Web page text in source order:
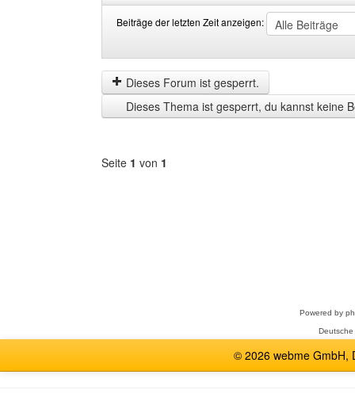
Beiträge der letzten Zeit anzeigen:
der
letzten
Zeit
anzeigen
by
Dieses Forum ist gesperrt.
Dieses Thema ist gesperrt, du kannst keine
Seite 1 von 1
Powered by
© 2026 webme GmbH,